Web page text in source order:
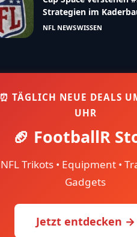
Strategien im
NFL NEWSWISSEN
⏰ TÄGLICH NEUE DEALS
UHR
🏈 FootballR
NFL Trikots • Equipment •
Gadgets
Jetzt entdecken →